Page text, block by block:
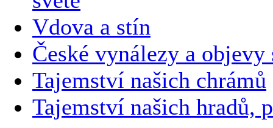
Vdova a stín
České vynálezy a
Tajemství našich chrámů
Tajemství našich hradů,